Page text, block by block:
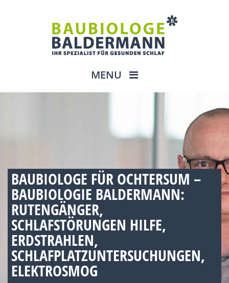
MENU
BAUBIOLOGE FÜR OCHTERSUM –
BAUBIOLOGIE BALDERMANN:
RUTENGÄNGER,
SCHLAFSTÖRUNGEN HILFE,
ERDSTRAHLEN,
SCHLAFPLATZUNTERSUCHUNGEN,
ELEKTROSMOG